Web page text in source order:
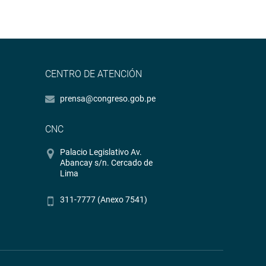
CENTRO DE ATENCIÓN
prensa@congreso.gob.pe
CNC
Palacio Legislativo Av.
Abancay s/n. Cercado de
Lima
311-7777 (Anexo 7541)